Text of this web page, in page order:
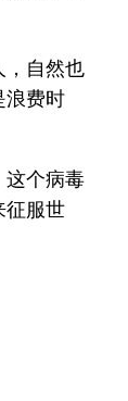
，自然也
浪费时
这个病毒
征服世